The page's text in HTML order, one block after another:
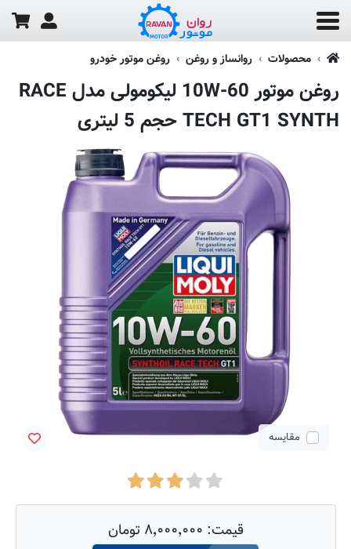
محصولات روانساز و روغن روغن موتور خودرو
روغن موتور 10W-60 لیکومولی مدل RACE
TECH GT1 SYNTH حجم 5 لیتری
مقایسه
قیمت: ۸٬۰۰۰٬۰۰۰ تومان